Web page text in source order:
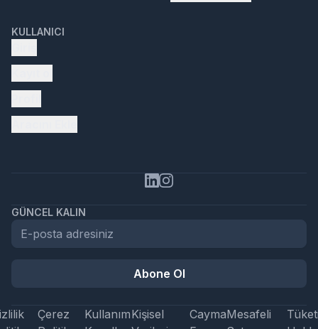
KULLANICI
GÜNCEL KALIN
Abone Ol
Çerez
KullanımKişisel
CaymaMesafeli